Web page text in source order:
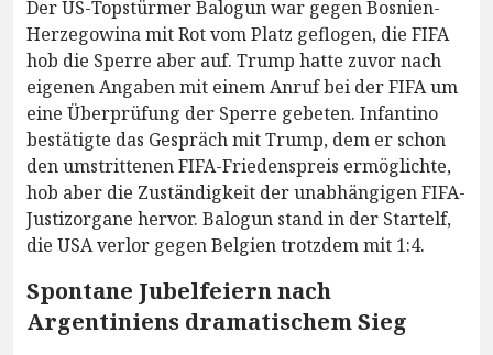
Der US-Topstürmer Balogun war gegen Bosnien-
Herzegowina mit Rot vom Platz geflogen, die FIFA
hob die Sperre aber auf. Trump hatte zuvor nach
eigenen Angaben mit einem Anruf bei der FIFA um
eine Überprüfung der Sperre gebeten. Infantino
bestätigte das Gespräch mit Trump, dem er schon
den umstrittenen FIFA-Friedenspreis ermöglichte,
hob aber die Zuständigkeit der unabhängigen FIFA-
Justizorgane hervor. Balogun stand in der Startelf,
die USA verlor gegen Belgien trotzdem mit 1:4.
Spontane Jubelfeiern nach
Argentiniens dramatischem Sieg